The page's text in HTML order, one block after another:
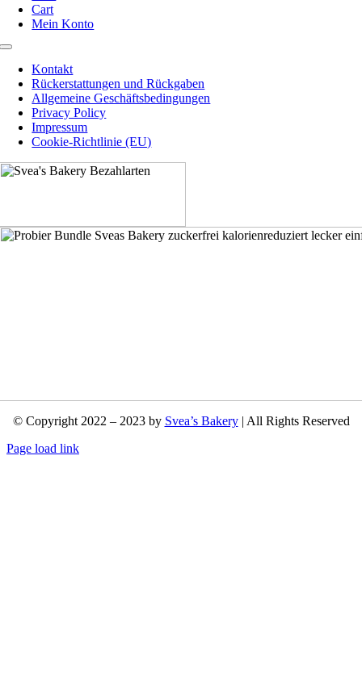
Cart
Mein Konto
Toggle
Navigation
Kontakt
Rückerstattungen und Rückgaben
Allgemeine Geschäftsbedingungen
Privacy Policy
Impressum
Cookie-Richtlinie (EU)
© Copyright 2022 – 2023 by Svea’s Bakery| All Rights Reserved
Page load link